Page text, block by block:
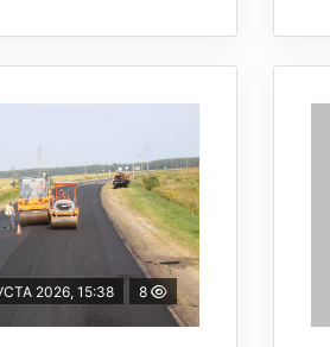
2026, 15:38 8